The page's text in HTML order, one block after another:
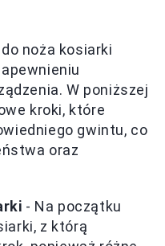
noża kosiarki
W poniższej
kroki, które
gwintu, co
oraz
- Na początku
z którą